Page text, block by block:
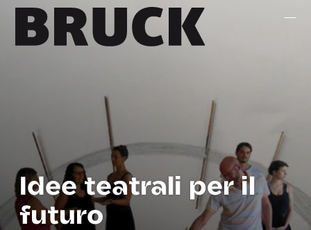
+43 (0) 512 / 56 15 00
office@innsbruckmarketing.at
Mo. – Fr.: 9:00 – 17:00 Uhr
Idee teatrali per il
futuro